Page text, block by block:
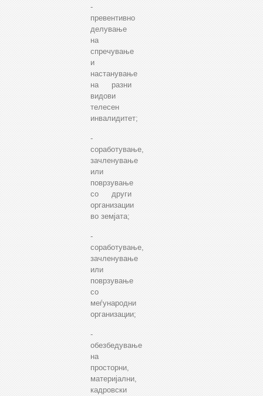
-
превентивно
делување
на
спречување
и
настанување
на разни
видови
телесен
инвалидитет;
-
соработување,
зачленување
или
поврзување
со други
организации
во земјата;
-
соработување,
зачленување
или
поврзување
со
меѓународни
организации;
-
обезбедување
на
просторни,
материјални,
кадровски